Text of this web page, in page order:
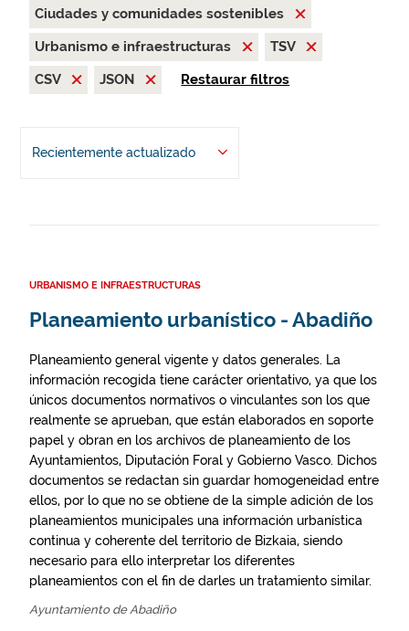
Ciudades y comunidades sostenibles
Urbanismo e infraestructuras
TSV
CSV
JSON Restaurar filtros
Recientemente actualizado
URBANISMO E INFRAESTRUCTURAS
Planeamiento urbanístico - Abadiño
Planeamiento general vigente y datos generales. La
información recogida tiene carácter orientativo, ya que los
únicos documentos normativos o vinculantes son los que
realmente se aprueban, que están elaborados en soporte
papel y obran en los archivos de planeamiento de los
Ayuntamientos, Diputación Foral y Gobierno Vasco. Dichos
documentos se redactan sin guardar homogeneidad entre
ellos, por lo que no se obtiene de la simple adición de los
planeamientos municipales una información urbanística
continua y coherente del territorio de Bizkaia, siendo
necesario para ello interpretar los diferentes
planeamientos con el fin de darles un tratamiento similar.
Ayuntamiento de Abadiño